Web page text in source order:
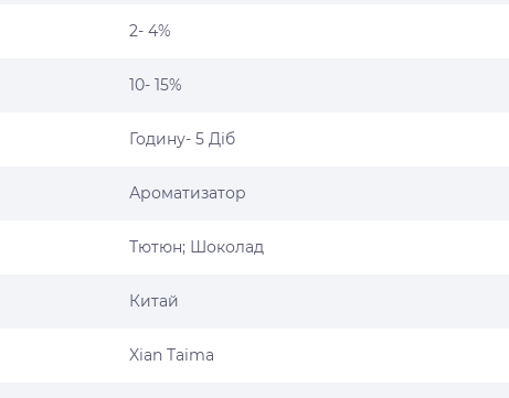
2- 4%
10- 15%
Годину- 5 Діб
Ароматизатор
Тютюн; Шоколад
Китай
Xian Taima